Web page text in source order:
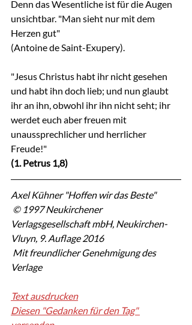
Denn das Wesentliche ist für die Augen
unsichtbar. "Man sieht nur mit dem
Herzen gut"
(Antoine de Saint-Exupery).
"Jesus Christus habt ihr nicht gesehen
und habt ihn doch lieb; und nun glaubt
ihr an ihn, obwohl ihr ihn nicht seht; ihr
werdet euch aber freuen mit
unaussprechlicher und herrlicher
Freude!"
(1. Petrus 1,8)
Axel Kühner "Hoffen wir das Beste"
Verlagsgesellschaft mbH, Neukirchen-
Vluyn, 9. Auflage 2016
Verlage
Text ausdrucken
Diesen "Gedanken für den Tag"